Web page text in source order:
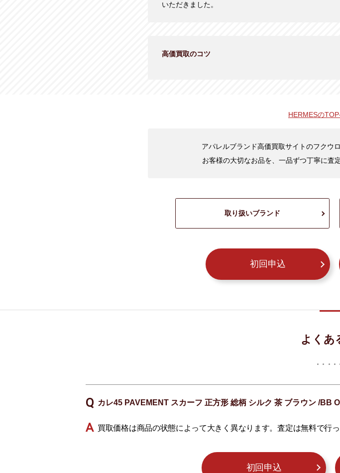
いただきました。
高価買取のコツ
HERMESの
アパレルブランド高価買取サイトのフクウ
お客様の大切なお品を、一品ずつ丁寧に査
取り扱いブランド
初回申込
よくあ
カレ45 PAVEMENT スカーフ 正方形 総柄 シルク 茶 ブラウン /BB
買取価格は商品の状態によって大きく異なります。査定は無料で行
初回申込